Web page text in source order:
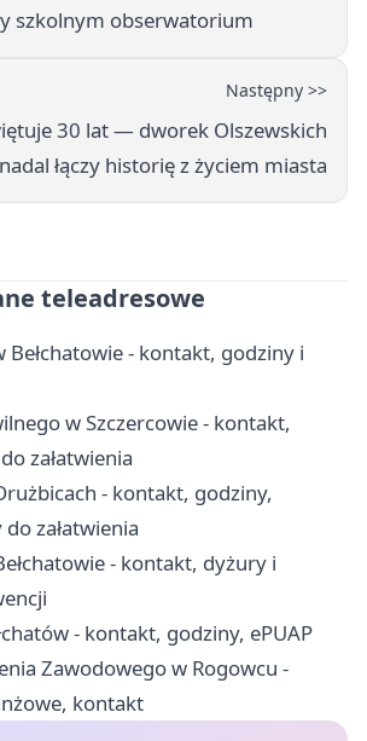
szkolnym obserwatorium
Następny >>
30 lat — dworek Olszewskich
nadal łączy historię z życiem miasta
teleadresowe
Bełchatowie - kontakt, godziny i
w Szczercowie - kontakt,
załatwienia
- kontakt, godziny,
załatwienia
- kontakt, dyżury i
- kontakt, godziny, ePUAP
Zawodowego w Rogowcu -
kontakt